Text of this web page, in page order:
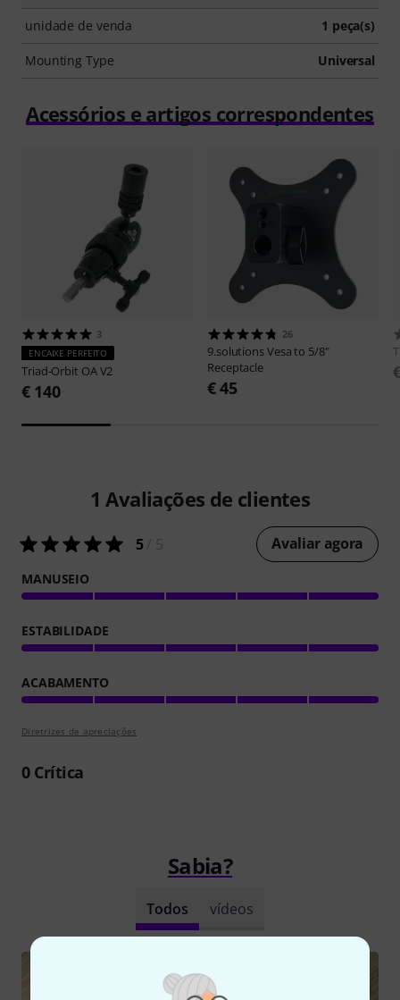
unidade de venda 1 peça(s)
Mounting Type Universal
Acessórios e artigos correspondentes
3
ENCAIXE PERFEITO
Triad-Orbit OA V2
€ 140
26
9.solutionsVesa to 5/8"
Receptacle
€ 45
1 Avaliações de clientes
5/ 5 Avaliar agora
MANUSEIO
ESTABILIDADE
ACABAMENTO
Diretrizes de apreciações
0Crítica
Sabia?
Todos vídeos